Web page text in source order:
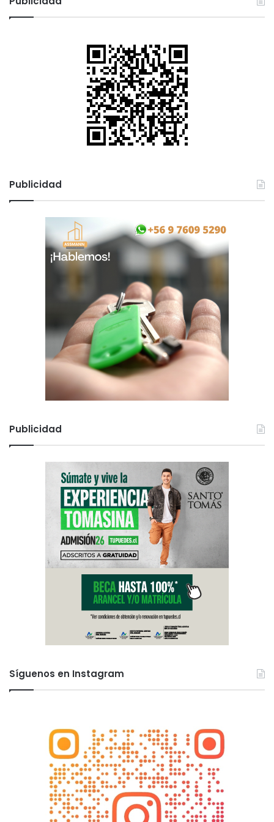
Publicidad
Publicidad
Síguenos en Instagram